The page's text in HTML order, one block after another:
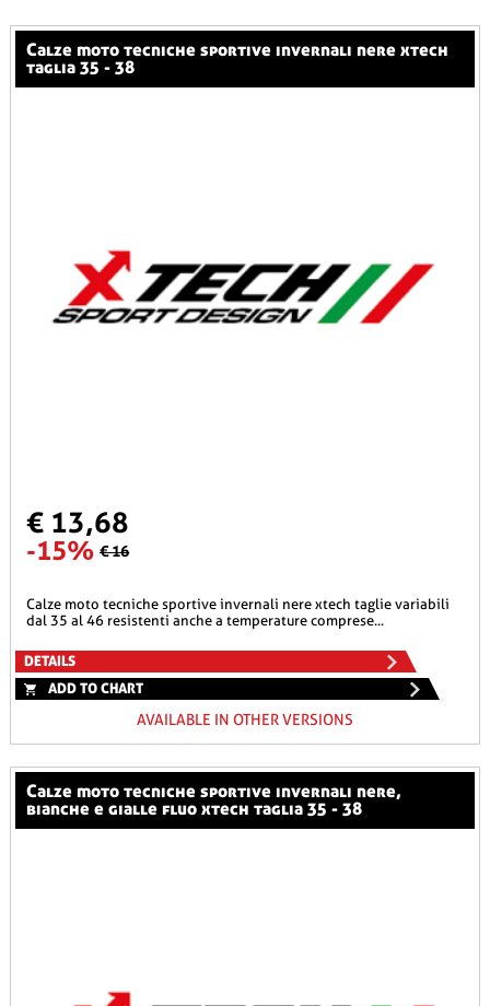
calze moto tecniche sportive invernali nere xtech
taglia 35 - 38
€ 13,68
-15% € 16
calze moto tecniche sportive invernali nere xtech taglie variabili
dal 35 al 46 resistenti anche a temperature comprese...
DETAILS
ADD TO CHART
AVAILABLE IN OTHER VERSIONS
calze moto tecniche sportive invernali nere,
bianche e gialle fluo xtech taglia 35 - 38